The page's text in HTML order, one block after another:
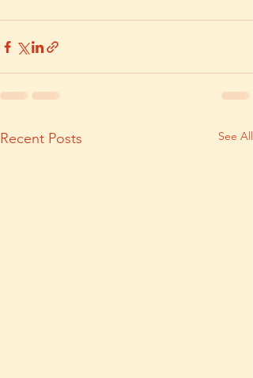
Recent Posts See All